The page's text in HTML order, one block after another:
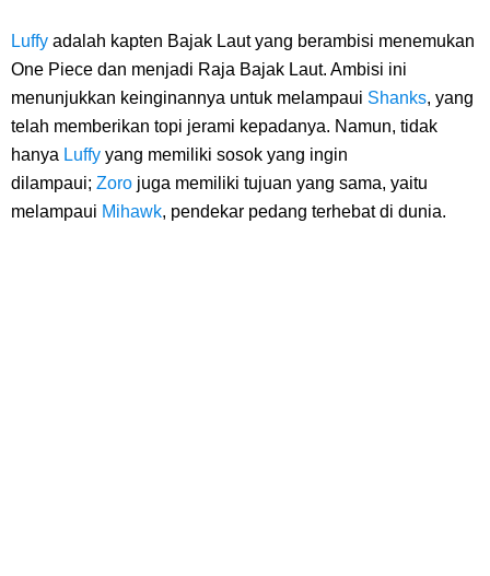
Lakukan Sendiri
7 Fakta Gaban One Piece, Orang Yang Telah Memberikan Kunci Borgol
Milik Loki
Profil Slamet Rahardjo, Aktor Dengan Peran Penting Dalam Perfilman
Luffy adalah kapten Bajak Laut yang berambisi menemukan
One Piece dan menjadi Raja Bajak Laut. Ambisi ini
menunjukkan keinginannya untuk melampaui Shanks, yang
telah memberikan topi jerami kepadanya. Namun, tidak
hanya Luffy yang memiliki sosok yang ingin
dilampaui; Zoro juga memiliki tujuan yang sama, yaitu
melampaui Mihawk, pendekar pedang terhebat di dunia.